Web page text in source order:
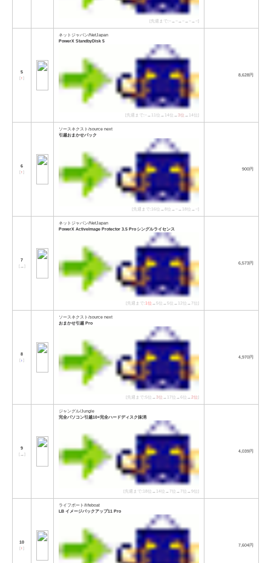
[先週まで:−→−→−→−→−]
5
[↑]
ネットジャパン/NetJapan
PowerX StandbyDisk 5
[先週まで:−→11位→14位→3位 →14位]
8,628円
6
[↑]
ソースネクスト/source next
引越おまかせパック
[先週まで:16位→8位→−→18位→−]
900円
7
[→ ]
ネットジャパン/NetJapan
PowerX ActiveImage Protector 3.5 Pro シングルライセンス
[先週まで:1位 →5位→5位→12位→7位]
6,573円
8
[↓]
ソースネクスト/source next
おまかせ引越 Pro
[先週まで:5位→3位 →17位→6位→2位]
4,970円
9
[→ ]
ジャングル/Jungle
完全パソコン引越10+完全ハードディスク抹消
[先週まで:18位→14位→7位→7位→9位]
4,039円
10
[↑]
ライフボート/lifeboat
LB イメージバックアップ11 Pro
7,604円